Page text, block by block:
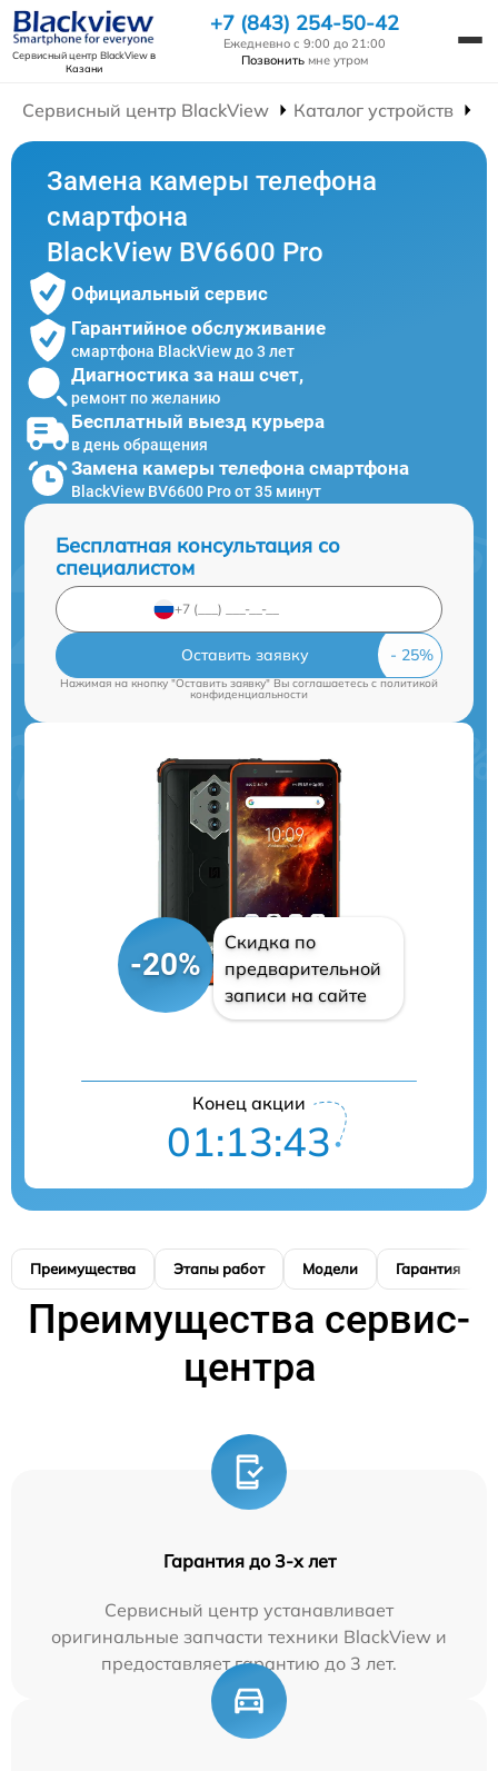
Сервисный центр BlackViewв
Казани
+7 (843) 254-50-42
Ежедневно с 9:00 до 21:00
Позвонить мне утром
Сервисный центр BlackView Каталог устройств
Замена камеры телефона
смартфона
BlackView BV6600 Pro
Официальный сервис
Гарантийное обслуживание
смартфона BlackView до 3 лет
Диагностика за наш счет,
ремонт по желанию
Бесплатный выезд курьера
в день обращения
Замена камеры телефона смартфона
BlackView BV6600 Pro от 35 минут
Бесплатная консультация со
специалистом
Оставить заявку
Нажимая на кнопку "Оставить заявку" Вы соглашаетесь cполитикой
конфиденциальности
-20%
Скидка по
предварительной
записи на сайте
Конец акции
01:13:42
Преимущества Этапы работ Модели Гарантия
Преимущества сервис-
центра
Гарантия до 3-х лет
Сервисный центр устанавливает
оригинальные запчасти техники BlackView и
предоставляет гарантию до 3 лет.